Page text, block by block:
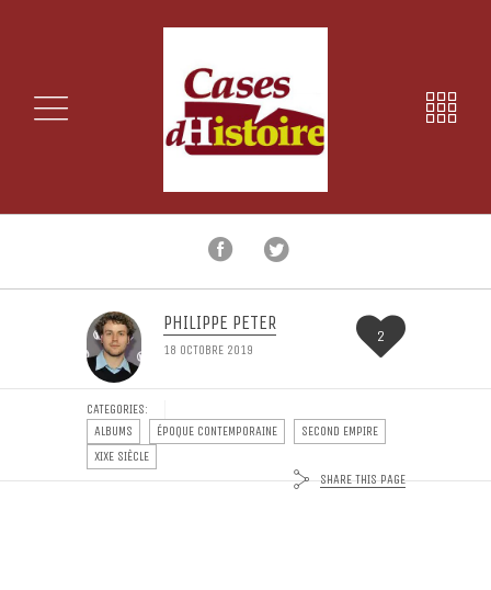
PHILIPPE PETER
18 OCTOBRE 2019
2
CATEGORIES:
ALBUMS
ÉPOQUE CONTEMPORAINE
SECOND EMPIRE
XIXE SIÈCLE
SHARE THIS PAGE